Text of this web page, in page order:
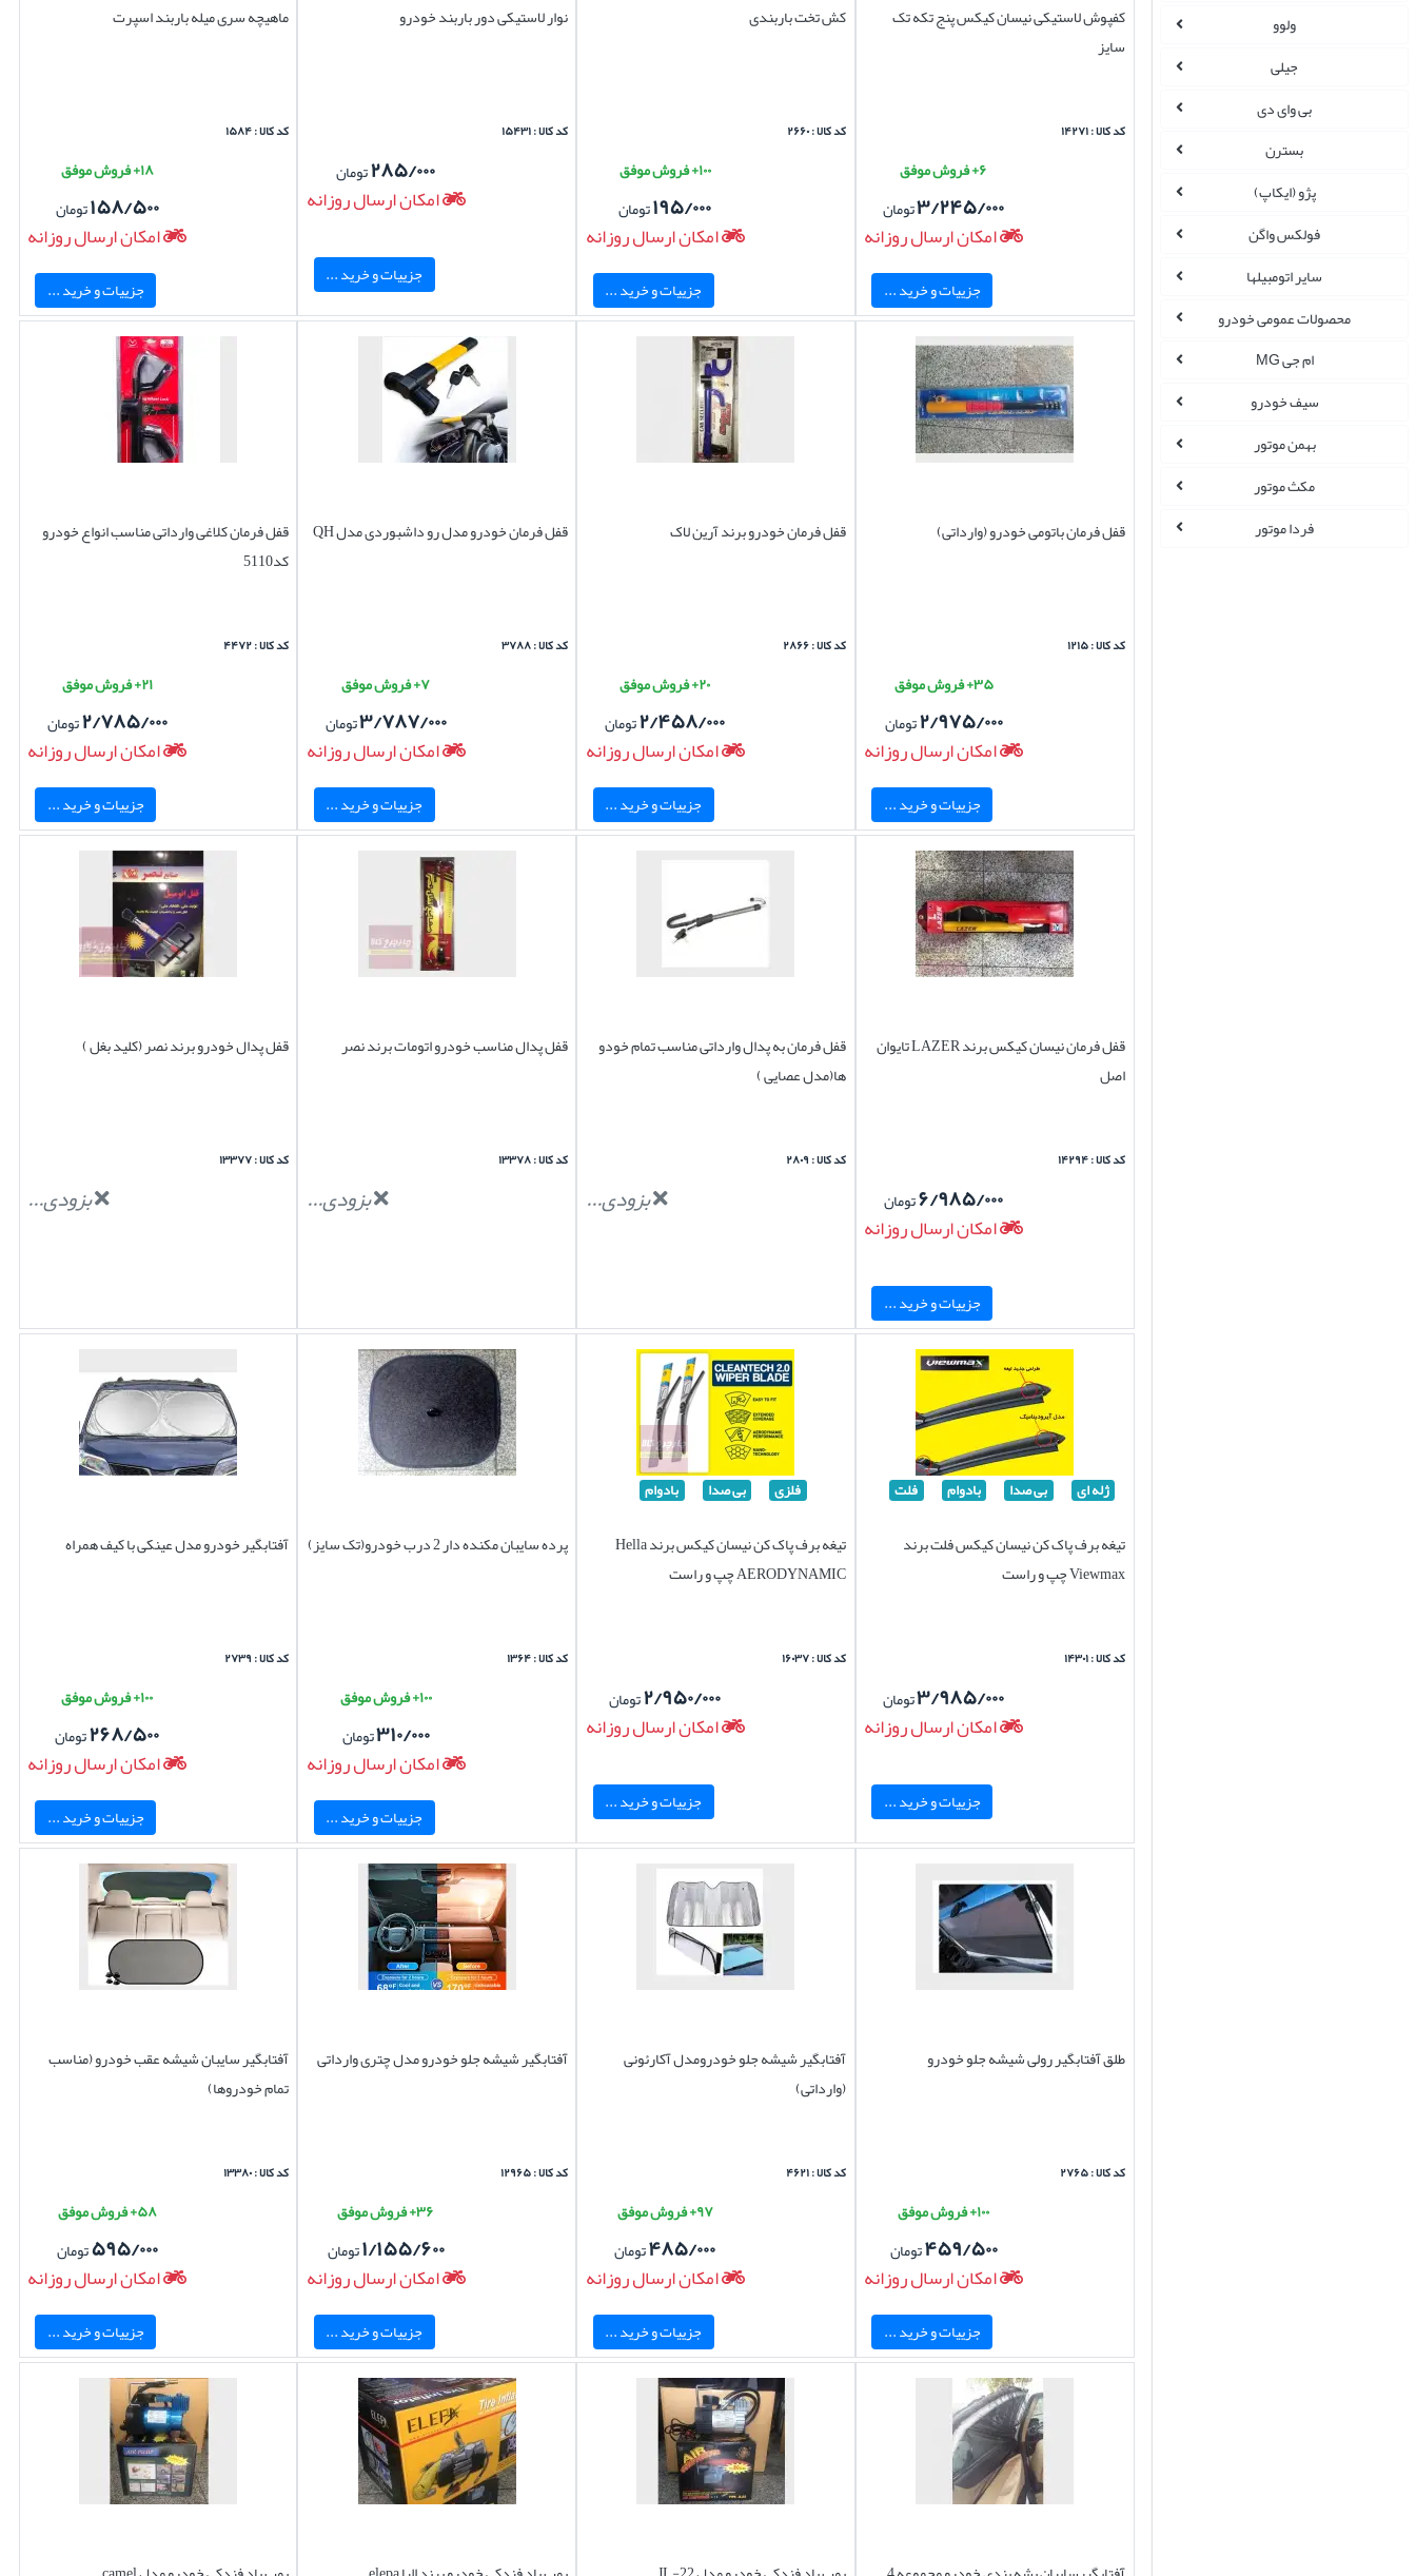
ولوو
جیلی
بی وای دی
بسترن
پژو (ایکاپ)
فولکس واگن
سایر اتومبیلها
محصولات عمومی خودرو
ام جی MG
سیف خودرو
بهمن موتور
مکث موتور
فردا موتور
کفپوش لاستیکی نیسان کیکس پنج تکه تک
سایز
کد کالا : ۱۴۲۷۱
۶+ فروش موفق
۳/۲۴۵/۰۰۰تومان
امکان ارسال روزانه
جزییات و خرید ...
کش تخت باربندی
کد کالا : ۲۶۶۰
۱۰۰+ فروش موفق
۱۹۵/۰۰۰تومان
امکان ارسال روزانه
جزییات و خرید ...
نوار لاستیکی دور باربند خودرو
کد کالا : ۱۵۴۳۱
۲۸۵/۰۰۰تومان
امکان ارسال روزانه
جزییات و خرید ...
ماهیچه سری میله باربند اسپرت
کد کالا : ۱۵۸۴
۱۸+ فروش موفق
۱۵۸/۵۰۰تومان
امکان ارسال روزانه
جزییات و خرید ...
قفل فرمان باتومی خودرو (وارداتی)
کد کالا : ۱۲۱۵
۳۵+ فروش موفق
۲/۹۷۵/۰۰۰تومان
امکان ارسال روزانه
جزییات و خرید ...
قفل فرمان خودرو برند آرین لاک
کد کالا : ۲۸۶۶
۲۰+ فروش موفق
۲/۴۵۸/۰۰۰تومان
امکان ارسال روزانه
جزییات و خرید ...
قفل فرمان خودرو مدل رو داشبوردی مدل QH
کد کالا : ۳۷۸۸
۷+ فروش موفق
۳/۷۸۷/۰۰۰تومان
امکان ارسال روزانه
جزییات و خرید ...
قفل فرمان کلاغی وارداتی مناسب انواع خودرو
کد5110
کد کالا : ۴۴۷۲
۲۱+ فروش موفق
۲/۷۸۵/۰۰۰تومان
امکان ارسال روزانه
جزییات و خرید ...
قفل فرمان نیسان کیکس برند LAZER تایوان
اصل
کد کالا : ۱۴۲۹۴
۶/۹۸۵/۰۰۰تومان
امکان ارسال روزانه
جزییات و خرید ...
قفل فرمان به پدال وارداتی مناسب تمام خودو
ها(مدل عصایی )
کد کالا : ۲۸۰۹
بزودی...
قفل پدال مناسب خودرو اتومات برند نصر
کد کالا : ۱۳۳۷۸
بزودی...
قفل پدال خودرو برند نصر (کلید بغل )
کد کالا : ۱۳۳۷۷
بزودی...
ژله ای بی صدا بادوام فلت
تیغه برف پاک کن نیسان کیکس فلت برند
Viewmax چپ و راست
کد کالا : ۱۴۳۰۱
۳/۹۸۵/۰۰۰تومان
امکان ارسال روزانه
جزییات و خرید ...
فلزی بی صدا بادوام
تیغه برف پاک کن نیسان کیکس برند Hella
AERODYNAMIC چپ و راست
کد کالا : ۱۶۰۳۷
۲/۹۵۰/۰۰۰تومان
امکان ارسال روزانه
جزییات و خرید ...
پرده سایبان مکنده دار 2 درب خودرو(تک سایز)
کد کالا : ۱۳۶۴
۱۰۰+ فروش موفق
۳۱۰/۰۰۰تومان
امکان ارسال روزانه
جزییات و خرید ...
آفتابگیر خودرو مدل عینکی با کیف همراه
کد کالا : ۲۷۳۹
۱۰۰+ فروش موفق
۲۶۸/۵۰۰تومان
امکان ارسال روزانه
جزییات و خرید ...
طلق آفتابگیر رولی شیشه جلو خودرو
کد کالا : ۲۷۶۵
۱۰۰+ فروش موفق
۴۵۹/۵۰۰تومان
امکان ارسال روزانه
جزییات و خرید ...
آفتابگیر شیشه جلو خودرومدل آکارئونی
(وارداتی)
کد کالا : ۴۶۲۱
۹۷+ فروش موفق
۴۸۵/۰۰۰تومان
امکان ارسال روزانه
جزییات و خرید ...
آفتابگیر شیشه جلو خودرو مدل چتری وارداتی
کد کالا : ۱۲۹۶۵
۳۶+ فروش موفق
۱/۱۵۵/۶۰۰تومان
امکان ارسال روزانه
جزییات و خرید ...
آفتابگیر سایبان شیشه عقب خودرو (مناسب
تمام خودروها)
کد کالا : ۱۳۳۸۰
۵۸+ فروش موفق
۵۹۵/۰۰۰تومان
امکان ارسال روزانه
جزییات و خرید ...